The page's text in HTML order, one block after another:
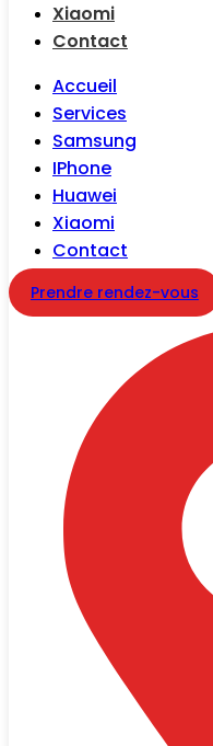
Xiaomi
Contact
Accueil
Services
Samsung
IPhone
Huawei
Xiaomi
Contact
Prendre rendez-vous